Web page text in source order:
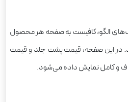
الگو، کافیست به صفحه هر محصول
در این صفحه، قیمت پشت جلد و قیمت
و کامل نمایش داده می‌شود.